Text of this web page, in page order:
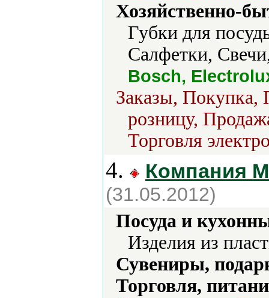
Хозяйственно-
Губки для
Салфетки,
Bosch,
Заказы, Покупка,
розницу,
Торговля
4. Компания
(31.05.2012)
Посуда и
Изделия из
Сувениры,
Торговля,